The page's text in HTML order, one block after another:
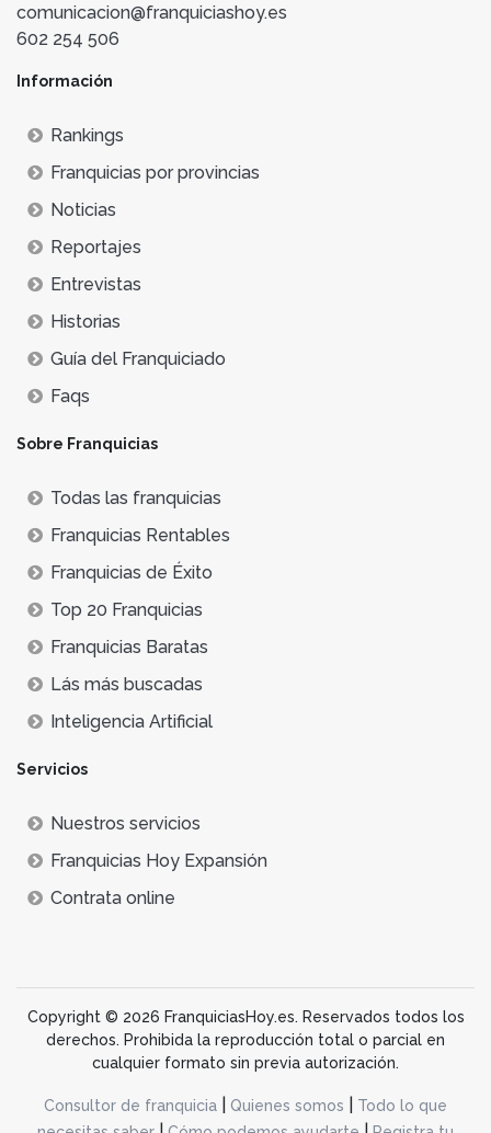
comunicacion@franquiciashoy.es
602 254 506
Información
Rankings
Franquicias por provincias
Noticias
Reportajes
Entrevistas
Historias
Guía del Franquiciado
Faqs
Sobre Franquicias
Todas las franquicias
Franquicias Rentables
Franquicias de Éxito
Top 20 Franquicias
Franquicias Baratas
Lás más buscadas
Inteligencia Artificial
Servicios
Nuestros servicios
Franquicias Hoy Expansión
Contrata online
Copyright © 2026 FranquiciasHoy.es. Reservados todos los
derechos. Prohibida la reproducción total o parcial en
cualquier formato sin previa autorización.
Consultor de franquicia Quienes somos
Todo lo que